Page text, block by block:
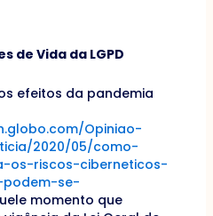
de Vida da LGPD
efeitos da pandemia
Opiniao-
2020/05/como-
os-riscos-ciberneticos-
se-
momento que